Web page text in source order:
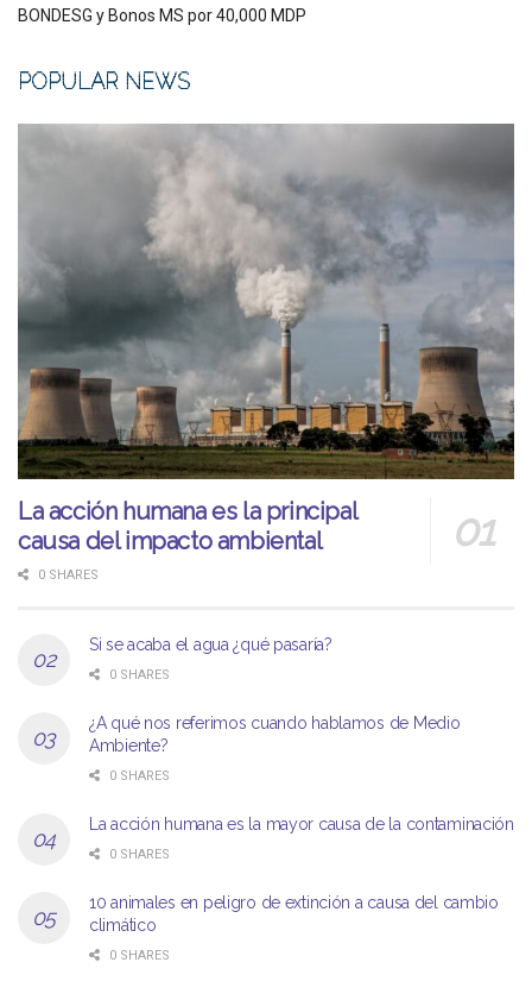
BONDESG y Bonos MS por 40,000 MDP
POPULAR NEWS
La acción humana es la principal
causa del impacto ambiental
0 SHARES
Si se acaba el agua ¿qué pasaría?
0 SHARES
¿A qué nos referimos cuando hablamos de Medio
Ambiente?
0 SHARES
La acción humana es la mayor causa de la contaminación
0 SHARES
10 animales en peligro de extinción a causa del cambio
climático
0 SHARES